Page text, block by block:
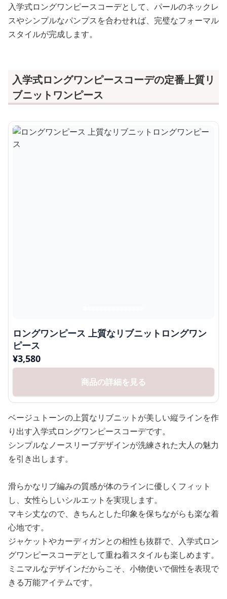
入学式ロングワンピースコーデとして、パールのネックレ
スやシンプルなパンプスを合わせれば、完璧なフォーマル
スタイルが完成します。
入学式ロングワンピースコーデの定番上質リ
ブニットワンピース
ロングワンピース 上質なリブニットロングワン
ピース
¥3,580
商品の詳細を見る
ベージュトーンの上質なリブニットが美しい縦ラインを作
り出す入学式ロングワンピースコーデです。
シンプルなノースリーブデザインが洗練された大人の魅力
を引き出します。
滑らかなリブ編みの質感が体のラインに優しくフィット
し、女性らしいシルエットを実現します。
マキシ丈なので、きちんとした印象を保ちながらも楽な着
心地です。
ジャケットやカーディガンとの相性も抜群で、入学式ロン
グワンピースコーデとして重ね着スタイルも楽しめます。
ミニマルなデザインだからこそ、小物使いで個性を表現で
きる万能アイテムです。